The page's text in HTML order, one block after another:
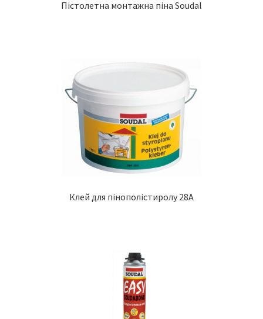
Пістолетна монтажна піна Soudal
Клей для пінополістиролу 28А